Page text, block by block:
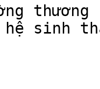
hệ sinh